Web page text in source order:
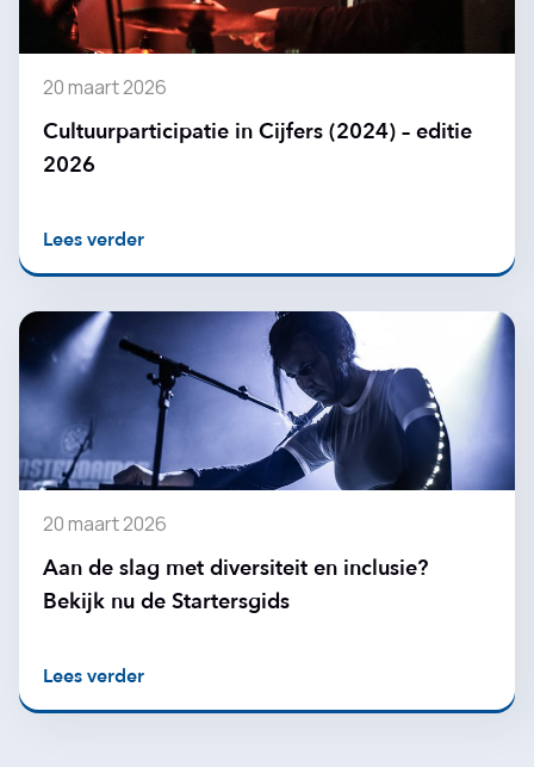
20 maart 2026
Cultuurparticipatie in Cijfers (2024) – editie
2026
Lees verder
20 maart 2026
Aan de slag met diversiteit en inclusie?
Bekijk nu de Startersgids
Lees verder